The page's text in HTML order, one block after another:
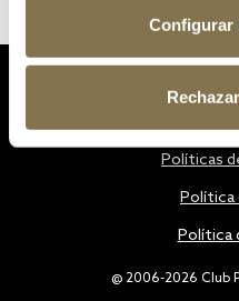
Configurar
@ 2006-2026 Club
Políticas
Política
Política